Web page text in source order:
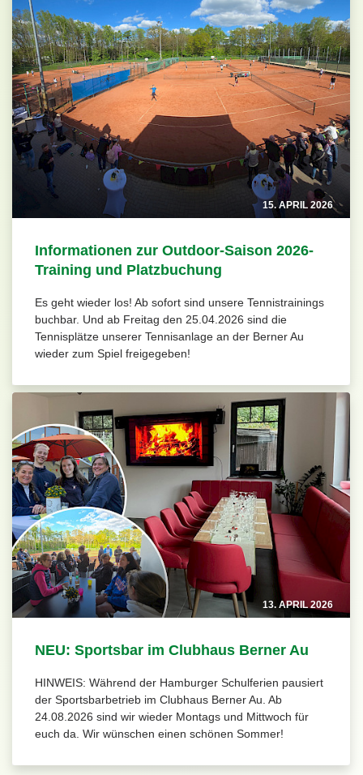
15. APRIL 2026
Informationen zur Outdoor-Saison 2026-
Training und Platzbuchung
Es geht wieder los! Ab sofort sind unsere Tennistrainings
buchbar. Und ab Freitag den 25.04.2026 sind die
Tennisplätze unserer Tennisanlage an der Berner Au
wieder zum Spiel freigegeben!
13. APRIL 2026
NEU: Sportsbar im Clubhaus Berner Au
HINWEIS: Während der Hamburger Schulferien pausiert
der Sportsbarbetrieb im Clubhaus Berner Au. Ab
24.08.2026 sind wir wieder Montags und Mittwoch für
euch da. Wir wünschen einen schönen Sommer!